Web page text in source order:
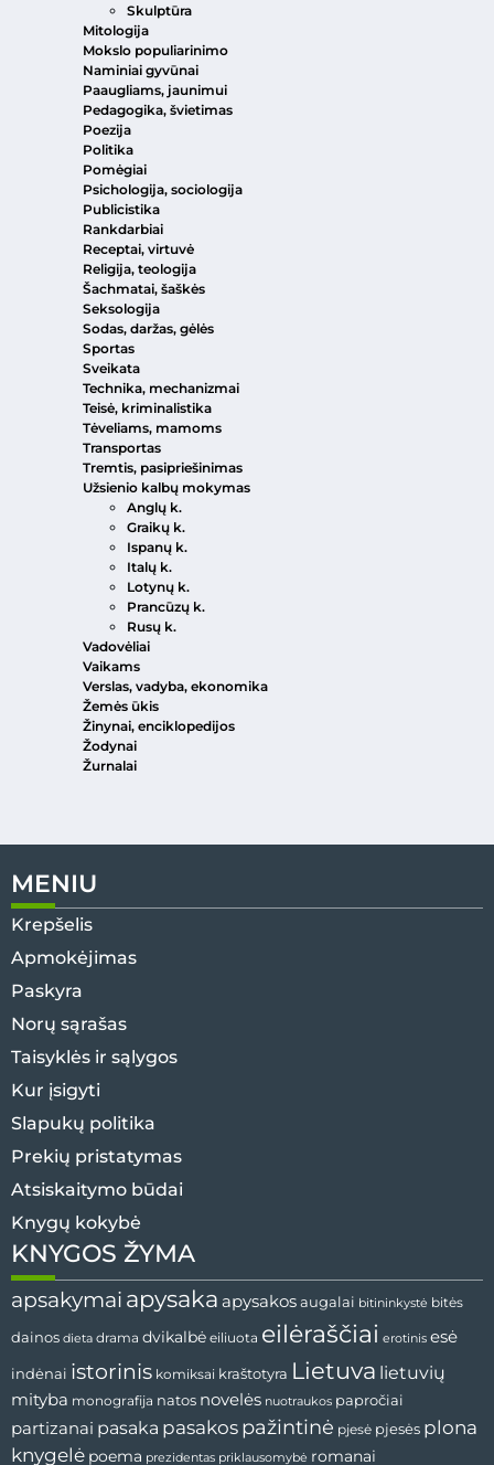
Skulptūra
Mitologija
Mokslo populiarinimo
Naminiai gyvūnai
Paaugliams, jaunimui
Pedagogika, švietimas
Poezija
Politika
Pomėgiai
Psichologija, sociologija
Publicistika
Rankdarbiai
Receptai, virtuvė
Religija, teologija
Šachmatai, šaškės
Seksologija
Sodas, daržas, gėlės
Sportas
Sveikata
Technika, mechanizmai
Teisė, kriminalistika
Tėveliams, mamoms
Transportas
Tremtis, pasipriešinimas
Užsienio kalbų mokymas
Anglų k.
Graikų k.
Ispanų k.
Italų k.
Lotynų k.
Prancūzų k.
Rusų k.
Vadovėliai
Vaikams
Verslas, vadyba, ekonomika
Žemės ūkis
Žinynai, enciklopedijos
Žodynai
Žurnalai
MENIU
Krepšelis
Apmokėjimas
Paskyra
Norų sąrašas
Taisyklės ir sąlygos
Kur įsigyti
Slapukų politika
Prekių pristatymas
Atsiskaitymo būdai
Knygų kokybė
KNYGOS ŽYMA
apsakymai apysaka apysakos augalai bitininkystė bitės
dainos dieta drama dvikalbė eiliuota eilėraščiai erotinis esė
indėnai istorinis komiksai kraštotyra Lietuva lietuvių
mityba monografija natos novelės nuotraukos papročiai
partizanai pasaka pasakos pažintinė pjesė pjesės plona
knygelė poema prezidentas priklausomybė romanai